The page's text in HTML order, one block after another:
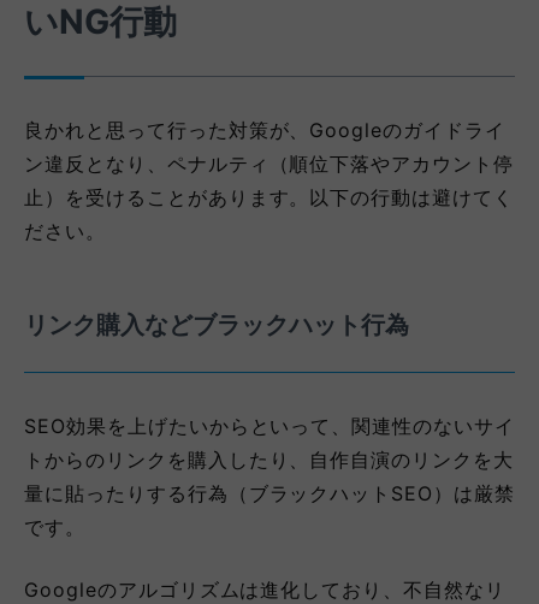
いNG行動
良かれと思って行った対策が、Googleのガイドライ
ン違反となり、ペナルティ（順位下落やアカウント停
止）を受けることがあります。以下の行動は避けてく
ださい。
リンク購入などブラックハット行為
SEO効果を上げたいからといって、関連性のないサイ
トからのリンクを購入したり、自作自演のリンクを大
量に貼ったりする行為（ブラックハットSEO）は厳禁
です。
Googleのアルゴリズムは進化しており、不自然なリ